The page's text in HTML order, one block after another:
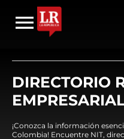
DIRECTORIO
¡Conozca la información
Colombia! Encuentre NIT,